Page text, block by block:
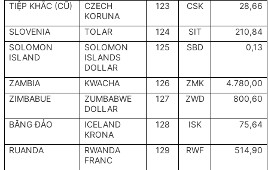
TIỆP KHẮC (CŨ)
CZECH
KORUNA
123 CSK 28,66
SLOVENIA TOLAR 124 SIT
210,84
SOLOMON
ISLAND
SOLOMON
ISLANDS
DOLLAR
125 SBD 0,13
ZAMBIA KWACHA 126 ZMK
4.780,00
ZIMBABUE
ZUMBABWE
DOLLAR
127 ZWD 800,60
BĂNG ĐẢO
ICELAND
KRONA
128 ISK 75,64
RUANDA
RWANDA
FRANC
129 RWF 514,90